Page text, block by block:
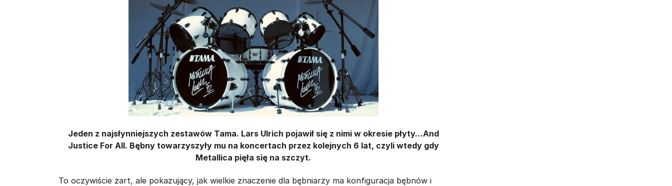
Jeden z najsłynniejszych zestawów Tama. Lars Ulrich pojawił się z nimi w okresie płyty…And
Justice For All. Bębny towarzyszyły mu na koncertach przez kolejnych 6 lat, czyli wtedy gdy
Metallica pięła się na szczyt.
To oczywiście żart, ale pokazujący, jak wielkie znaczenie dla bębniarzy ma konfiguracja bębnów i